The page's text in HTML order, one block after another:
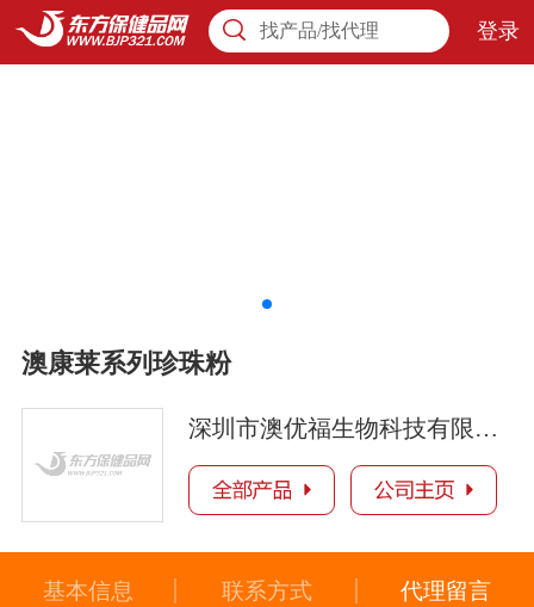
找产品/找代理 登录
澳康莱系列珍珠粉
深圳市澳优福生物科技有限公司
基本信息 联系方式 代理留言